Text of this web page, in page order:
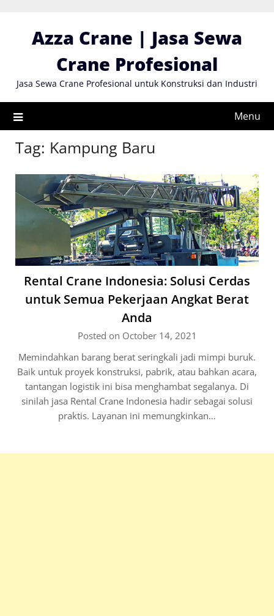
contentAzza Crane | Jasa Sewa
Crane Profesional
Jasa Sewa Crane Profesional untuk Konstruksi dan Industri
Menu
Tag: Kampung Baru
Rental Crane Indonesia: Solusi Cerdas
untuk Semua Pekerjaan Angkat Berat
Anda
Posted on October 14, 2021
Memindahkan barang berat seringkali jadi mimpi buruk.
Baik untuk proyek konstruksi, pabrik, atau bahkan acara,
tantangan logistik ini bisa menghambat segalanya. Di
sinilah jasa Rental Crane Indonesia hadir sebagai solusi
praktis. Layanan ini memungkinkan…